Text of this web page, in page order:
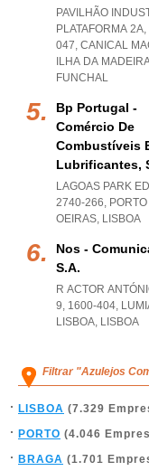
PAVILHÃO
PLATAFORMA
047, CANICAL
ILHA DA
FUNCHAL
Bp Portugal -
Comércio De
Combustíveis
Lubrificantes,
LAGOAS PARK
2740-266,
OEIRAS, LISBOA
Nos -
S.a.
R ACTOR
9, 1600-404,
LISBOA, LISBOA
Filtrar "Azulejos
LISBOA (7.329
PORTO (4.046
BRAGA (1.701